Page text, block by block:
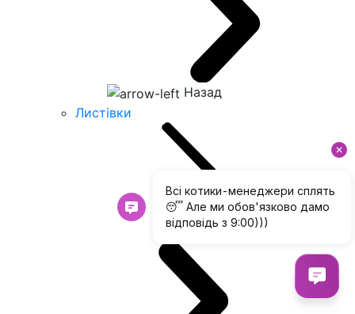
Назад
Листівки